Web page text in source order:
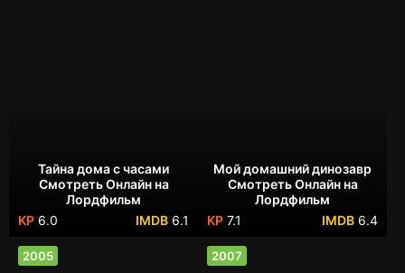
Тайна дома с часами
Смотреть Онлайн на
Лордфильм
6.0
6.1
Мой домашний динозавр
Смотреть Онлайн на
Лордфильм
7.1
6.4
2005 2007